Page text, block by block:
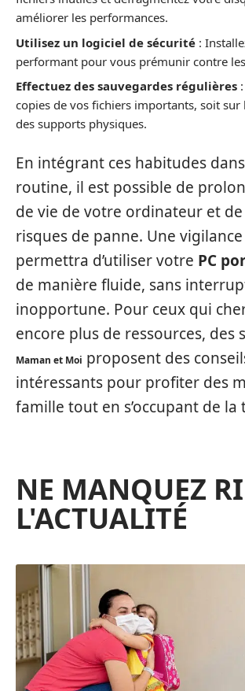
améliorer les performances.
Utilisez un logiciel de sécurité :
performant pour vous prémunir contre
Effectuez des sauvegardes régulières
copies de vos fichiers importants, soit sur
des supports physiques.
En intégrant ces habitudes
routine, il est possible de
de vie de votre ordinateur et
risques de panne. Une
permettra d’utiliser votre PC
de manière fluide, sans
inopportune. Pour ceux qui
encore plus de ressources, des
Maman et Moi proposent des
intéressants pour profiter des
famille tout en s’occupant de la
NE MANQUEZ
L'ACTUALITÉ